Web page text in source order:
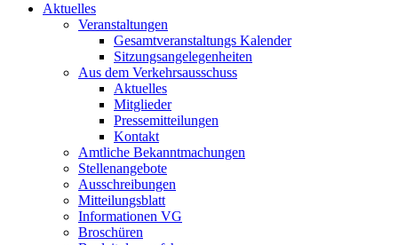
Aktuelles
Veranstaltungen
Gesamtveranstaltungs Kalender
Sitzungsangelegenheiten
Aus dem Verkehrsausschuss
Aktuelles
Mitglieder
Pressemitteilungen
Kontakt
Amtliche Bekanntmachungen
Stellenangebote
Ausschreibungen
Mitteilungsblatt
Informationen VG
Broschüren